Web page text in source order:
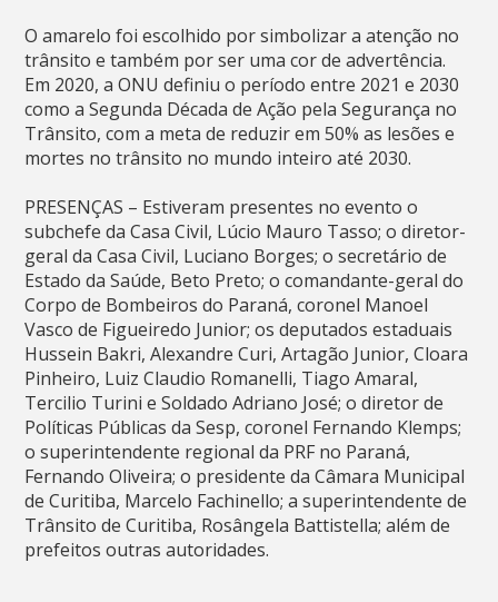
O amarelo foi escolhido por simbolizar a atenção no
trânsito e também por ser uma cor de advertência.
Em 2020, a ONU definiu o período entre 2021 e 2030
como a Segunda Década de Ação pela Segurança no
Trânsito, com a meta de reduzir em 50% as lesões e
mortes no trânsito no mundo inteiro até 2030.
PRESENÇAS – Estiveram presentes no evento o
subchefe da Casa Civil, Lúcio Mauro Tasso; o diretor-
geral da Casa Civil, Luciano Borges; o secretário de
Estado da Saúde, Beto Preto; o comandante-geral do
Corpo de Bombeiros do Paraná, coronel Manoel
Vasco de Figueiredo Junior; os deputados estaduais
Hussein Bakri, Alexandre Curi, Artagão Junior, Cloara
Pinheiro, Luiz Claudio Romanelli, Tiago Amaral,
Tercilio Turini e Soldado Adriano José; o diretor de
Políticas Públicas da Sesp, coronel Fernando Klemps;
o superintendente regional da PRF no Paraná,
Fernando Oliveira; o presidente da Câmara Municipal
de Curitiba, Marcelo Fachinello; a superintendente de
Trânsito de Curitiba, Rosângela Battistella; além de
prefeitos outras autoridades.